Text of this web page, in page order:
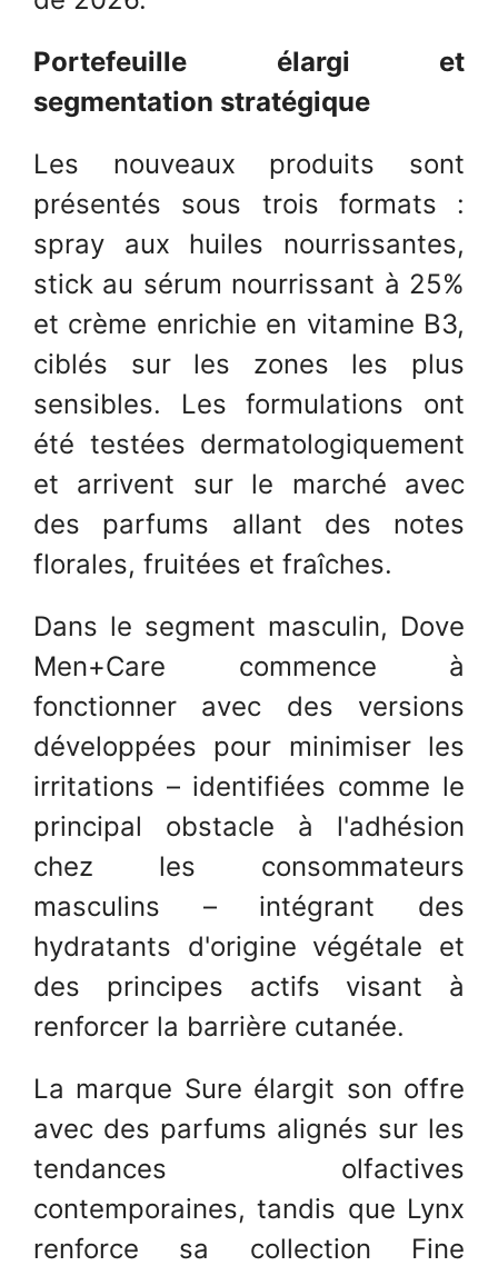
Portefeuille élargi et
segmentation stratégique
Les nouveaux produits sont
présentés sous trois formats :
spray aux huiles nourrissantes,
stick au sérum nourrissant à 25%
et crème enrichie en vitamine B3,
ciblés sur les zones les plus
sensibles. Les formulations ont
été testées dermatologiquement
et arrivent sur le marché avec
des parfums allant des notes
florales, fruitées et fraîches.
Dans le segment masculin, Dove
Men+Care commence à
fonctionner avec des versions
développées pour minimiser les
irritations – identifiées comme le
principal obstacle à l'adhésion
chez les consommateurs
masculins – intégrant des
hydratants d'origine végétale et
des principes actifs visant à
renforcer la barrière cutanée.
La marque Sure élargit son offre
avec des parfums alignés sur les
tendances olfactives
contemporaines, tandis que Lynx
renforce sa collection Fine